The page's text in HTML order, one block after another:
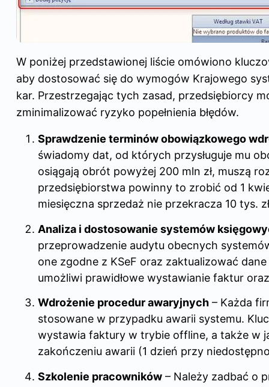
W poniżej przedstawionej liście omówiono
aby dostosować się do wymogów Krajowego
kar. Przestrzegając tych zasad, przedsiębiorcy
zminimalizować ryzyko popełnienia błędów.
Sprawdzenie terminów obowiązkowego
świadomy dat, od których przysługuje mu
osiągają obrót powyżej 200 mln zł, muszą
przedsiębiorstwa powinny to zrobić od 1
miesięczna sprzedaż nie przekracza 10 tys.
Analiza i dostosowanie systemów
przeprowadzenie audytu obecnych
one zgodne z KSeF oraz zaktualizować
umożliwi prawidłowe wystawianie faktur
Wdrożenie procedur awaryjnych – Każda
stosowane w przypadku awarii systemu.
wystawia faktury w trybie offline, a także w
zakończeniu awarii (1 dzień przy
Szkolenie pracowników – Należy zadbać o